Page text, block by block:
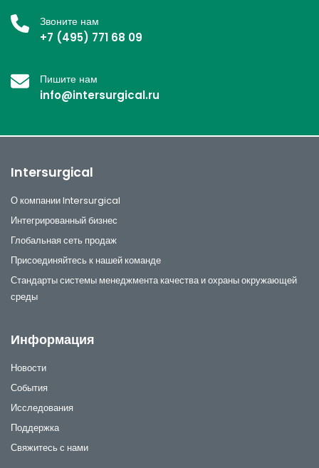
Звоните нам
+7 (495) 771 68 09
Пишите нам
info@intersurgical.ru
Intersurgical
О компании Intersurgical
Интегрированный бизнес
Глобальная сеть продаж
Присоединяйтесь к нашей команде
Стандарты системы менеджмента качества и охраны окружающей
среды
Информация
Новости
События
Исследования
Поддержка
Свяжитесь с нами